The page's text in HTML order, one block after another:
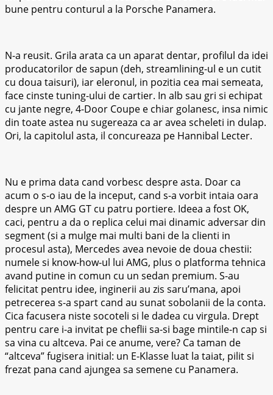
bune pentru conturul a la Porsche Panamera.
N-a reusit. Grila arata ca un aparat dentar, profilul da idei
producatorilor de sapun (deh, streamlining-ul e un cutit
cu doua taisuri), iar eleronul, in pozitia cea mai semeata,
face cinste tuning-ului de cartier. In alb sau gri si echipat
cu jante negre, 4-Door Coupe e chiar golanesc, insa nimic
din toate astea nu sugereaza ca ar avea scheleti in dulap.
Ori, la capitolul asta, il concureaza pe Hannibal Lecter.
Nu e prima data cand vorbesc despre asta. Doar ca
acum o s-o iau de la inceput, cand s-a vorbit intaia oara
despre un AMG GT cu patru portiere. Ideea a fost OK,
caci, pentru a da o replica celui mai dinamic adversar din
segment (si a mulge mai multi bani de la clienti in
procesul asta), Mercedes avea nevoie de doua chestii:
numele si know-how-ul lui AMG, plus o platforma tehnica
avand putine in comun cu un sedan premium. S-au
felicitat pentru idee, inginerii au zis saru’mana, apoi
petrecerea s-a spart cand au sunat sobolanii de la conta.
Cica facusera niste socoteli si le dadea cu virgula. Drept
pentru care i-a invitat pe cheflii sa-si bage mintile-n cap si
sa vina cu altceva. Pai ce anume, vere? Ca taman de
“altceva” fugisera initial: un E-Klasse luat la taiat, pilit si
frezat pana cand ajungea sa semene cu Panamera.